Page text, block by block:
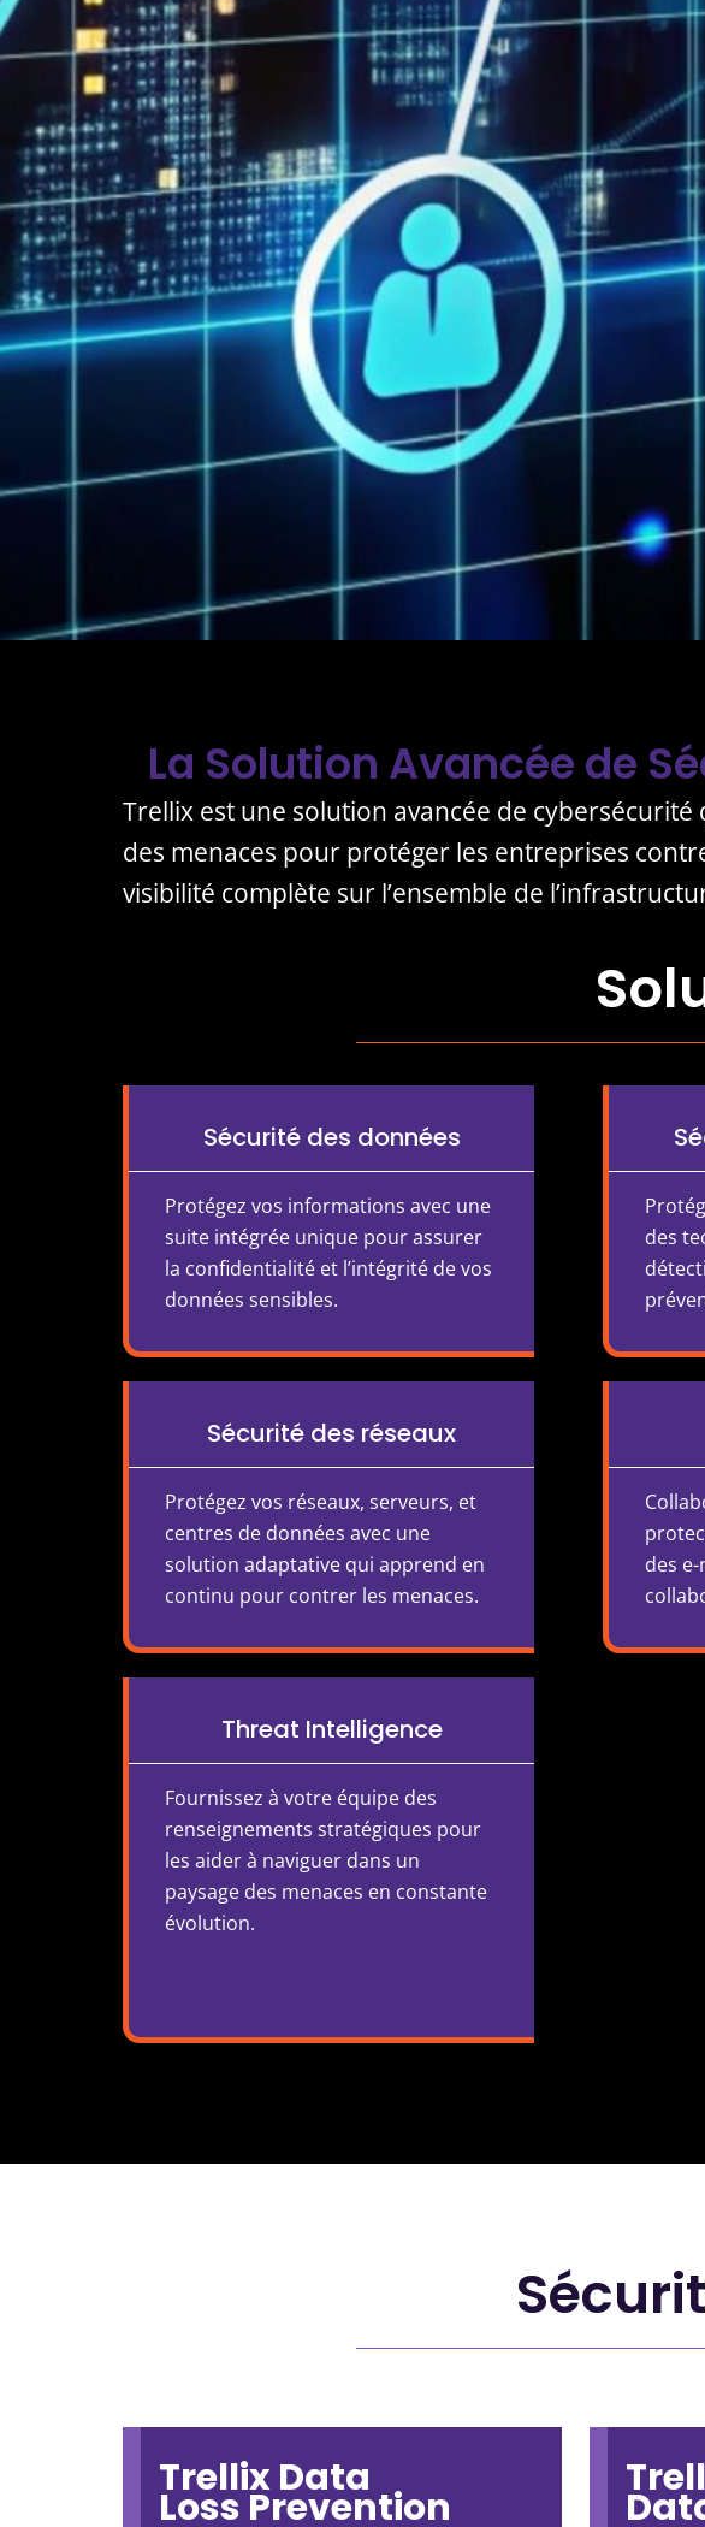
La Solution Avancée de
Trellix est une solution avancée de
des menaces pour protéger les entreprises
visibilité complète sur l’ensemble de
Sécurité des données
Protégez vos informations avec une
suite intégrée unique pour assurer
la confidentialité et l’intégrité de vos
données sensibles.
des
Sécurité des réseaux
Protégez vos réseaux, serveurs, et
centres de données avec une
solution adaptative qui apprend en
continu pour contrer les menaces.
des
Threat Intelligence
Fournissez à votre équipe des
renseignements stratégiques pour
les aider à naviguer dans un
paysage des menaces en constante
évolution.
Trellix Data
Loss Prevention